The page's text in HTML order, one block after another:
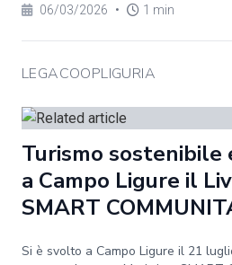
06/03/2026 • 1 min
LEGACOOPLIGURIA
Turismo sostenibile
a Campo Ligure il
SMART
Si è svolto a Campo Ligure il 21